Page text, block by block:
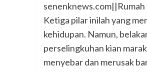
senenknews.com||Rumah
Ketiga pilar inilah yang
kehidupan. Namun,
perselingkuhan kian
menyebar dan merusak